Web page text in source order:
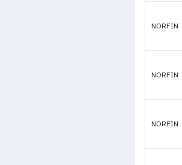
NORFIN
NORFIN
NORFIN